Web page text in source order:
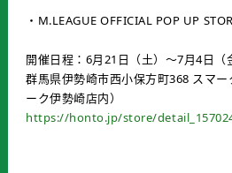
・M.LEAGUE OFFICIAL POP UP
開催日程：6月21日（土）～7月4日（
群馬県伊勢崎市西小保方町368 スマ
ーク伊勢崎店内）
https://honto.jp/store/